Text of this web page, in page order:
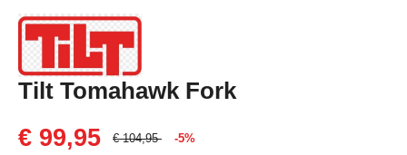
Tilt Tomahawk Fork
€ 99,95
€ 104,95 -5%